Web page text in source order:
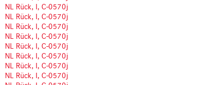
NL Rück, I, C-0570j
NL Rück, I, C-0570j
NL Rück, I, C-0570j
NL Rück, I, C-0570j
NL Rück, I, C-0570j
NL Rück, I, C-0570j
NL Rück, I, C-0570j
NL Rück, I, C-0570j